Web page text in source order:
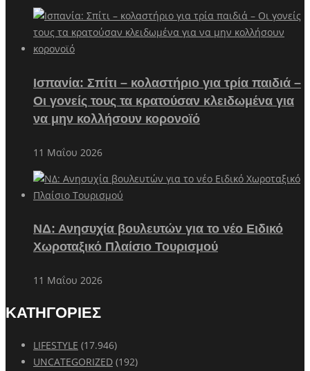
Ισπανία: Σπίτι – κολαστήριο για τρία παιδιά –
Οι γονείς τους τα κρατούσαν κλειδωμένα για
να μην κολλήσουν κορονοϊό
11 Μαΐου 2026
ΝΔ: Ανησυχία βουλευτών για το νέο Ειδικό
Χωροταξικό Πλαίσιο Τουρισμού
11 Μαΐου 2026
ΚΑΤΗΓΟΡΙΕΣ
LIFESTYLE (17.946)
UNCATEGORIZED (192)